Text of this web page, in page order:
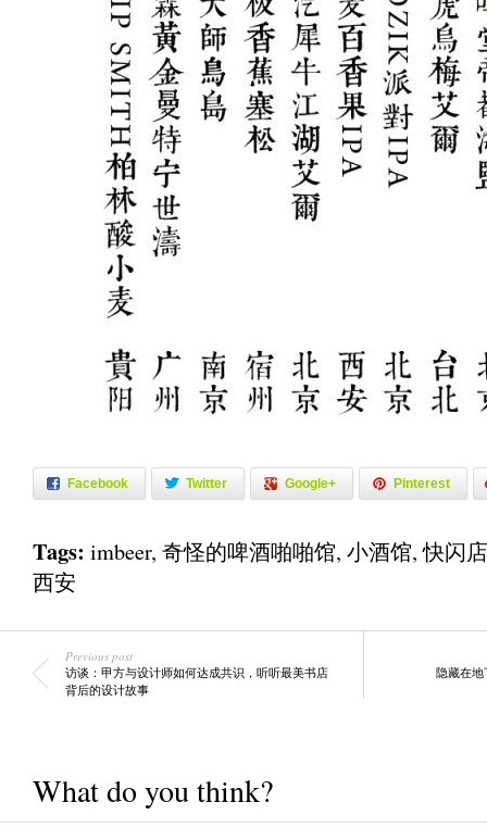
Facebook Twitter Google+ Pinterest
Tags: imbeer, 奇怪的啤酒啪啪馆, 小酒馆,快闪店
西安
Previous post
访谈：甲方与设计师如何达成共识，听听最美书店
背后的设计故事
隐藏在
What do you think?